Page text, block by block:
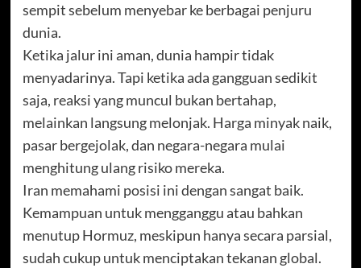
sempit sebelum menyebar ke berbagai penjuru
dunia.
Ketika jalur ini aman, dunia hampir tidak
menyadarinya. Tapi ketika ada gangguan sedikit
saja, reaksi yang muncul bukan bertahap,
melainkan langsung melonjak. Harga minyak naik,
pasar bergejolak, dan negara-negara mulai
menghitung ulang risiko mereka.
Iran memahami posisi ini dengan sangat baik.
Kemampuan untuk mengganggu atau bahkan
menutup Hormuz, meskipun hanya secara parsial,
sudah cukup untuk menciptakan tekanan global.